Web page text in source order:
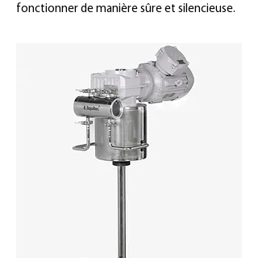
fonctionner de manière sûre et silencieuse.